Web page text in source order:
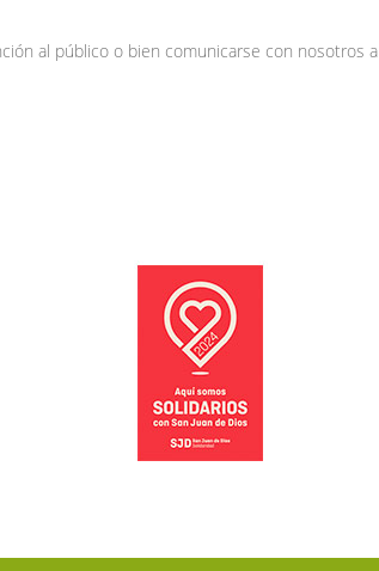
al público o bien comunicarse con nosotros a